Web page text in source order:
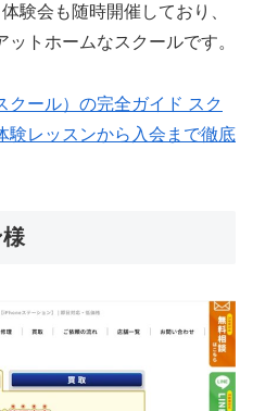
験会も随時開催しており、
トホームなスクールです。
クール）の完全ガイド スク
験レッスンから入会まで徹底